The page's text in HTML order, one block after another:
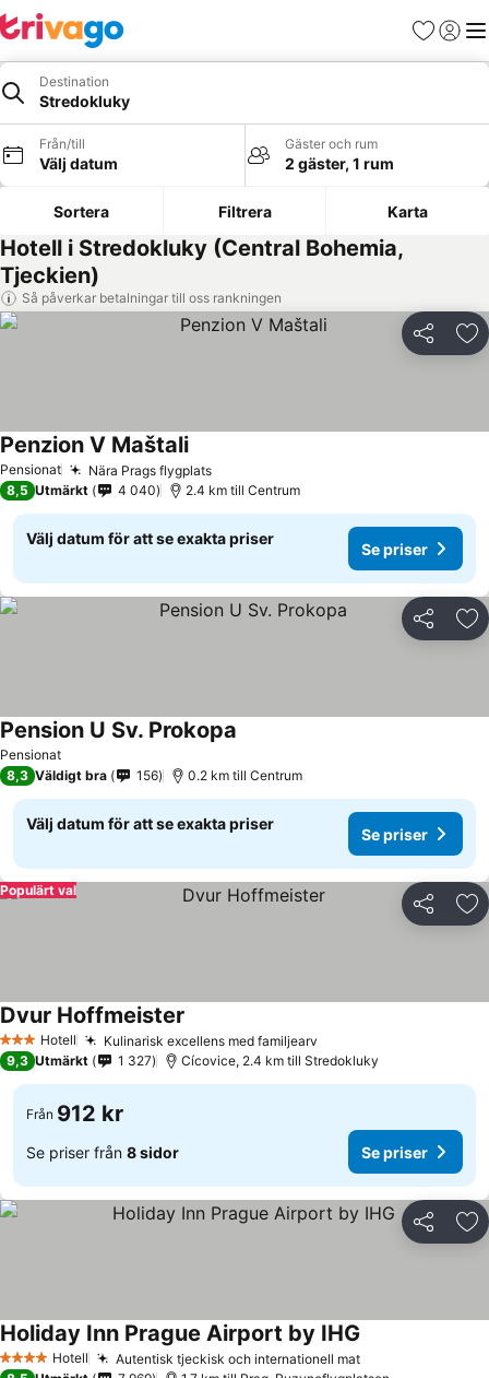
Favoriter
Logga
Destination
Stredokluky
Från/till
Välj datum
Gäster och rum
2 gäster, 1 rum
Sortera Filtrera Karta
Hotell i Stredokluky (Central Bohemia,
Tjeckien)
Så påverkar betalningar till oss rankningen
Dela
Pensionat Nära Prags flygplats
Penzion V Maštali
8,5 Utmärkt 4 040 2.4 km till Centrum
Välj datum för att se exakta priser
Se priser
Dela
Pensionat
Pension U Sv. Prokopa
8,3 Väldigt bra 156 0.2 km till Centrum
Välj datum för att se exakta priser
Se priser
Dela
Populärt val
3 StjärnorHotell Kulinarisk excellens med familjearv
Dvur Hoffmeister
9,3 Utmärkt 1 327 Cícovice, 2.4 km till Stredokluky
Från 912 kr
Se priser från 8 sidor Se priser
Dela
4 StjärnorHotell Autentisk tjeckisk och internationell mat
Holiday Inn Prague Airport by IHG